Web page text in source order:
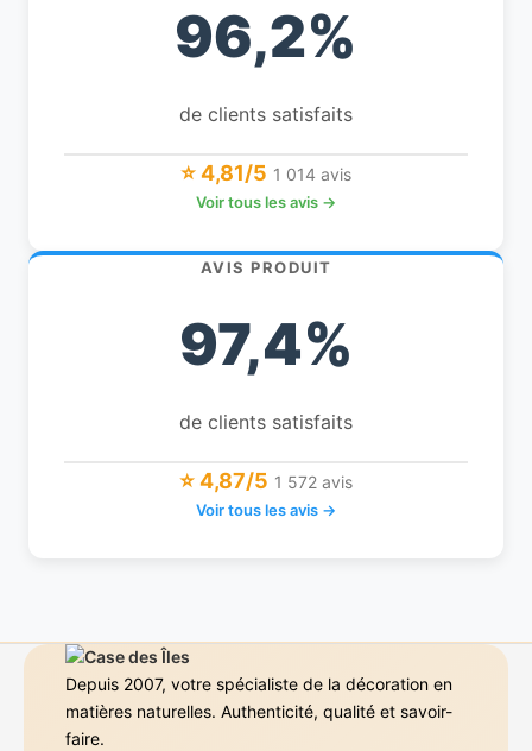
96,2%
de clients satisfaits
⭐ 4,81/5 1 014 avis
Voir tous les avis →
AVIS PRODUIT
97,4%
de clients satisfaits
⭐ 4,87/5 1 572 avis
Voir tous les avis →
Depuis 2007, votre spécialiste de la décoration en
matières naturelles. Authenticité, qualité et savoir-
faire.